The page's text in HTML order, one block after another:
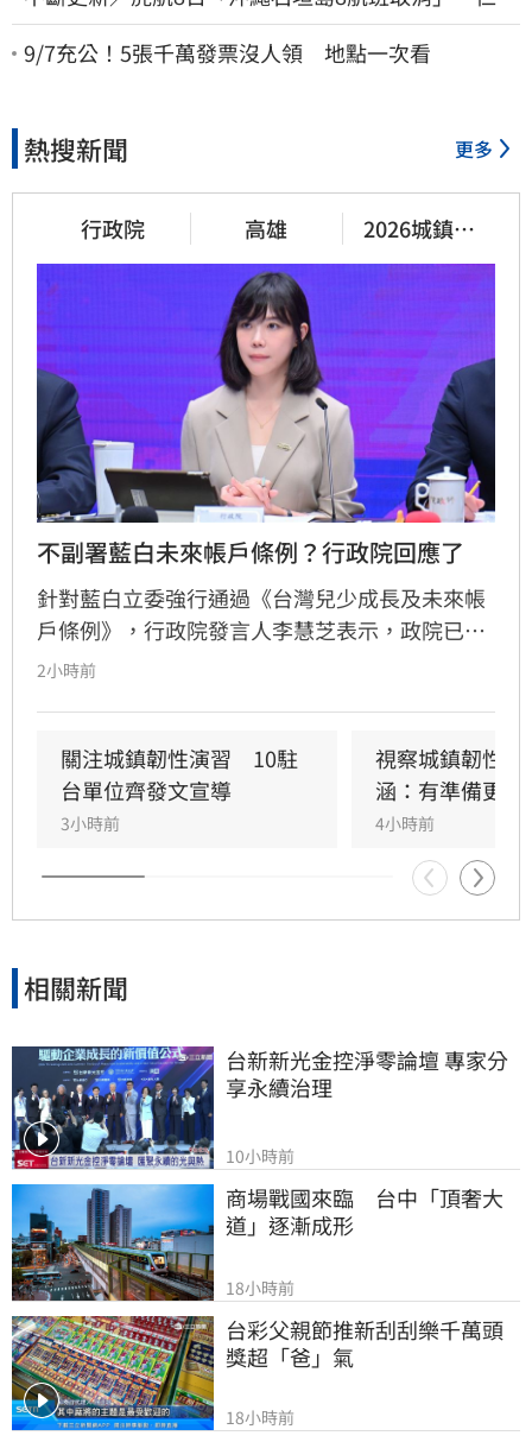
返台班機提前1天起飛
9/7充公！5張千萬發票沒人領 地點一次看
熱搜新聞 更多
行政院 高雄
2026城鎮韌
性演習
不副署藍白未來帳戶條例？行政院回應了
針對藍白立委強行通過《台灣兒少成長及未來帳
戶條例》，行政院發言人李慧芝表示，政院已收
到三讀函文，強調編列預算為行政院憲政職權，
並強調行政院版透過弱勢對存能落實公平正義，
避免在野黨版本加劇貧富差距。此外，政府同步
推動育兒留停六加三、延長婚產假等多項配套措
施，建構完善支持體系。政院重申，國家政策規
劃需具備整體性，針對立法院侵害預算編製權的
作為，將持續捍衛憲法賦予的權限，確保政策有
2小時前
關注城鎮韌性演習　10駐
台單位齊發文宣導
3小時前
視察城鎮韌性
涵：有準備更安
4小時前
相關新聞
台新新光金控淨零論壇 專家分
享永續治理
10小時前
商場戰國來臨　台中「頂奢大
道」逐漸成形
18小時前
台彩父親節推新刮刮樂千萬頭
獎超「爸」氣
18小時前